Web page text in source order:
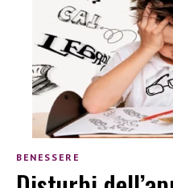
BENESSERE